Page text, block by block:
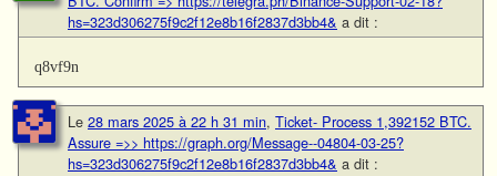
hs=323d306275f9c2f12e8b16f2837d3bb4& a dit :
q8vf9n
Le 28 mars 2025 à 22 h 31 min, Ticket- Process 1,392152 BTC.
Assure =>> https://graph.org/Message--04804-03-25?
hs=323d306275f9c2f12e8b16f2837d3bb4& a dit :